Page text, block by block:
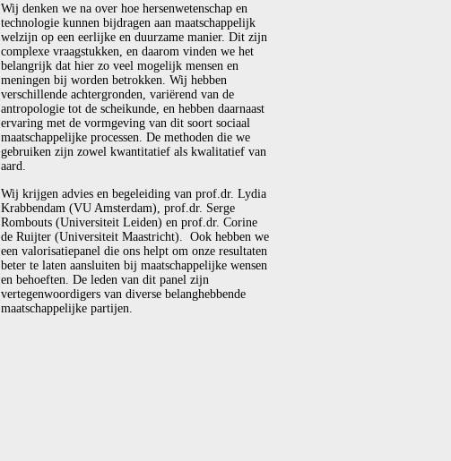
Wij denken we na over hoe hersenwetenschap en
technologie kunnen bijdragen aan maatschappelijk
welzijn op een eerlijke en duurzame manier. Dit zijn
complexe vraagstukken, en daarom vinden we het
belangrijk dat hier zo veel mogelijk mensen en
meningen bij worden betrokken. Wij hebben
verschillende achtergronden, variërend van de
antropologie tot de scheikunde, en hebben daarnaast
ervaring met de vormgeving van dit soort sociaal
maatschappelijke processen. De methoden die we
gebruiken zijn zowel kwantitatief als kwalitatief van
aard.
Wij krijgen advies en begeleiding van prof.dr. Lydia
Krabbendam (VU Amsterdam), prof.dr. Serge
Rombouts (Universiteit Leiden) en prof.dr. Corine
de Ruijter (Universiteit Maastricht). Ook hebben we
een valorisatiepanel die ons helpt om onze resultaten
beter te laten aansluiten bij maatschappelijke wensen
en behoeften. De leden van dit panel zijn
vertegenwoordigers van diverse belanghebbende
maatschappelijke partijen.